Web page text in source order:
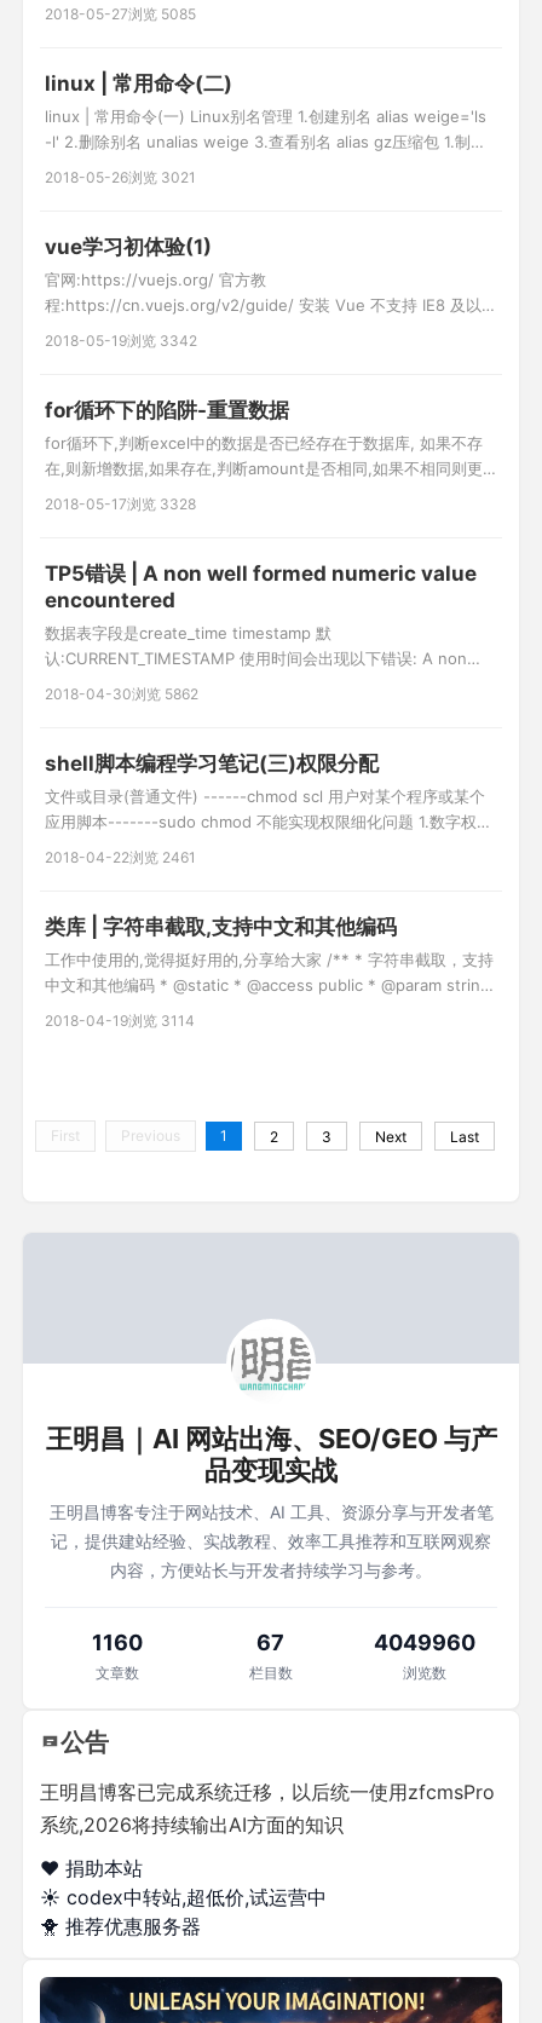
2018-05-27浏览 5085
linux | 常用命令(二)
linux | 常用命令(一) Linux别名管理 1.创建别名 alias weige='ls
-l' 2.删除别名 unalias weige 3.查看别名 alias gz压缩包 1.制作
gz压缩包 tar czf file.tar.gz file1 file2 2.gz压缩包解压 tar xzf
2018-05-26浏览 3021
vue学习初体验(1)
官网:https://vuejs.org/ 官方教
程:https://cn.vuejs.org/v2/guide/ 安装 Vue 不支持 IE8 及以下
版本 开发版本 包含完整的警告和调试模式 生产版本 删除了警
2018-05-19浏览 3342
for循环下的陷阱-重置数据
for循环下,判断excel中的数据是否已经存在于数据库, 如果不存
在,则新增数据,如果存在,判断amount是否相同,如果不相同则更
新 其中出现的错误数,只有第一个数据更新,其他的都为新增, 经过
for循环不能套太多,否则
2018-05-17浏览 3328
TP5错误 | A non well formed numeric value
encountered
数据表字段是create_time timestamp 默
认:CURRENT_TIMESTAMP 使用时间会出现以下错误: A non
well formed numeric value encountered 这是因为tp5框架会
2018-04-30浏览 5862
shell脚本编程学习笔记(三)权限分配
文件或目录(普通文件) ------chmod scl 用户对某个程序或某个
应用脚本-------sudo chmod 不能实现权限细化问题 1.数字权限
分配 chmod 755 file r 4 w 2 x 1 2.字母权限分配 chmod u+x
2018-04-22浏览 2461
类库 | 字符串截取,支持中文和其他编码
工作中使用的,觉得挺好用的,分享给大家 /** * 字符串截取，支持
中文和其他编码 * @static * @access public * @param string
$str 需要转换的字符串 * @param string $start 开始位置 *
2018-04-19浏览 3114
First Previous 1 2 3 Next Last
王明昌｜AI 网站出海、SEO/GEO 与产
品变现实战
王明昌博客专注于网站技术、AI 工具、资源分享与开发者笔
记，提供建站经验、实战教程、效率工具推荐和互联网观察
内容，方便站长与开发者持续学习与参考。
1160
文章数
67
栏目数
4049960
浏览数
公告
王明昌博客已完成系统迁移，以后统一使用zfcmsPro
系统,2026将持续输出AI方面的知识
❤️ 捐助本站
☀️ codex中转站,超低价,试运营中
🐥 推荐优惠服务器